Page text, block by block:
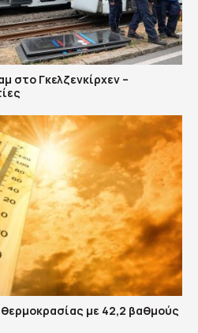
στο Γκελζενκίρχεν –
με 42,2 βαθμούς